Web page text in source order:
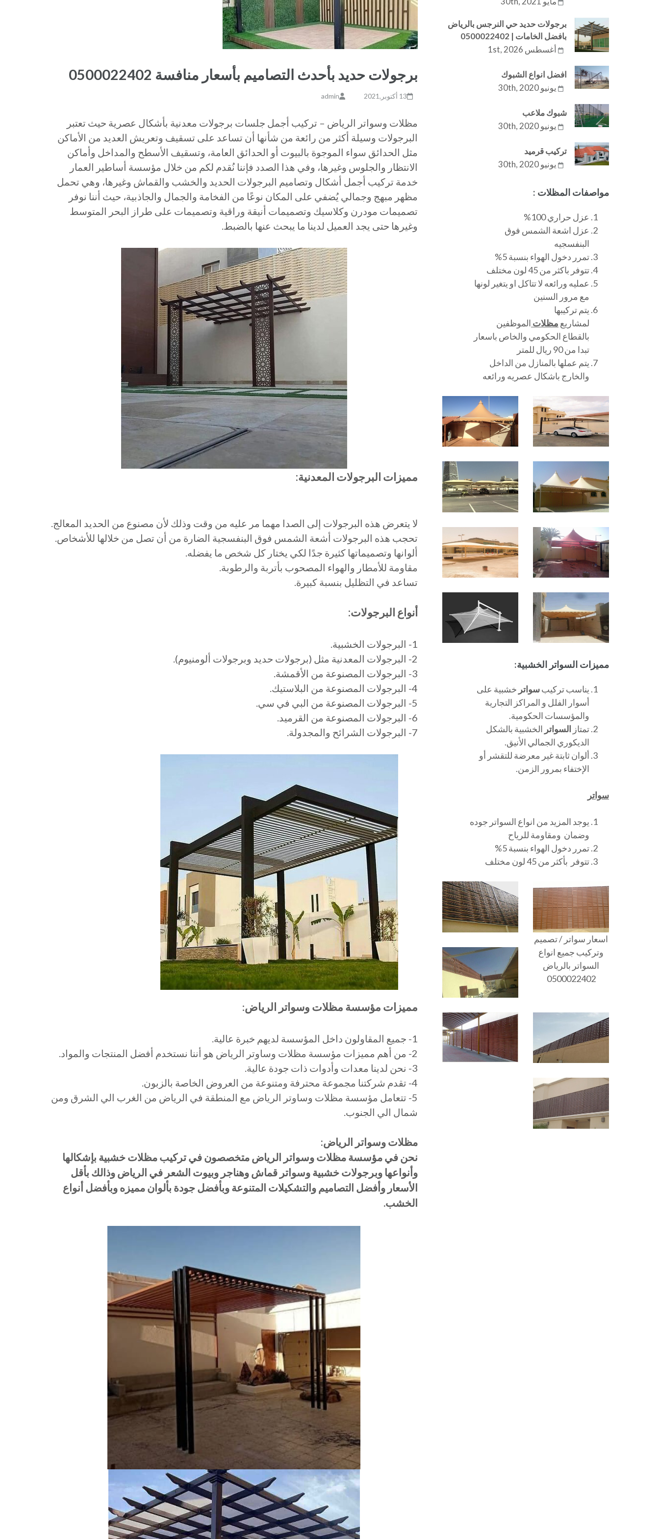
برجولات حديد بأحدث التصاميم بأسعار منافسة 0500022402
13 أكتوبر,2021 admin
مظلات وسواتر الرياض – تركيب أجمل جلسات برجولات معدنية بأشكال عصرية حيث تعتبر
البرجولات وسيلة أكثر من رائعة من شأنها أن تساعد على تسقيف وتعريش العديد من الأماكن
مثل الحدائق سواء الموجوة بالبيوت أو الحدائق العامة، وتسقيف الأسطح والمداخل وأماكن
الانتظار والجلوس وغيرها، وفي هذا الصدد فإننا نُقدم لكم من خلال مؤسسة أساطير العمار
خدمة تركيب أجمل أشكال وتصاميم البرجولات الحديد والخشب والقماش وغيرها، وهي تحمل
مظهر مبهج وجمالي يُضفي على المكان نوعًا من الفخامة والجمال والجاذبية، حيث أننا نوفر
تصميمات مودرن وكلاسيك وتصميمات أنيقة وراقية وتصميمات على طراز البحر المتوسط
وغيرها حتى يجد العميل لدينا ما يبحث عنها بالضبط.
مميزات البرجولات المعدنية:
لا يتعرض هذه البرجولات إلى الصدا مهما مر عليه من وقت وذلك لأن مصنوع من الحديد المعالج.
تحجب هذه البرجولات أشعة الشمس فوق البنفسجية الضارة من أن تصل من خلالها للأشخاص.
ألوانها وتصميماتها كثيرة جدًا لكي يختار كل شخص ما يفضله.
مقاومة للأمطار والهواء المصحوب بأتربة والرطوبة.
تساعد في التظليل بنسبة كبيرة.
أنواع البرجولات:
1- البرجولات الخشبية.
2- البرجولات المعدنية مثل (برجولات حديد وبرجولات ألومنيوم).
3- البرجولات المصنوعة من الأقمشة.
4- البرجولات المصنوعة من البلاستيك.
5- البرجولات المصنوعة من البي في سي.
6- البرجولات المصنوعة من القرميد.
7- البرجولات الشرائح والمجدولة.
مميزات مؤسسة مظلات وسواتر الرياض:
1- جميع المقاولون داخل المؤسسة لديهم خبرة عالية.
2- من أهم مميزات مؤسسة مظلات وساوتر الرياض هو أننا نستخدم أفضل المنتجات والمواد.
3- نحن لدينا معدات وأدوات ذات جودة عالية.
4- تقدم شركتنا مجموعة محترفة ومتنوعة من العروض الخاصة بالزبون.
5- تتعامل مؤسسة مظلات وساوتر الرياض مع المنطقة في الرياض من الغرب الي الشرق ومن
شمال الي الجنوب.
مظلات وسواتر الرياض:
نحن في مؤسسة مظلات وسواتر الرياض متخصصون في تركيب مظلات خشبية بإشكالها
وأنواعها وبرجولات خشبية وسواتر قماش وهناجر وبيوت الشعر في الرياض وذالك بأقل
الأسعار وأفضل التصاميم والتشكيلات المتنوعة وبأفضل جودة بألوان مميزه وبأفضل أنواع
الخشب.
برجولات حديد حي النرجس بالرياض
بافضل الخامات | 0500022402
أغسطس 1st, 2026
افضل انواع الشبوك
يونيو 30th, 2020
شبوك ملاعب
يونيو 30th, 2020
تركيب قرميد
يونيو 30th, 2020
مواصفات المظلات :
عزل حراري 100%
عزل اشعة الشمس فوق
البنفسجيه
تمرر دخول الهواء بنسبة 5%
تتوفر باكثر من 45 لون مختلف
عمليه ورائعه لا تتاكل او يتغير لونها
مع مرور السنين
يتم تركيبها
لمشاريع مظلات الموظفين
بالقطاع الحكومي والخاص باسعار
تبدا من 90 ريال للمتر
يتم عملها بالمنازل من الداخل
والخارج باشكال عصريه ورائعه
مميزات السواتر الخشبية:
يناسب تركيبسواتر خشبية على
أسوار الفلل و المراكز التجارية
والمؤسسات الحكومية.
تمتاز السواتر الخشبية بالشكل
الديكوري الجمالي الأنيق.
ألوان ثابتة غير معرضة للتقشر أو
الإختفاء بمرور الزمن.
سواتر
يوجد المزيد من انواع السواتر جوده
وضمان ومقاومة للرياح
تمرر دخول الهواء بنسبة 5%
تتوفر بأكثر من 45 لون مختلف
اسعار سواتر / تصميم
وتركيب جميع انواع
السواتر بالرياض
0500022402